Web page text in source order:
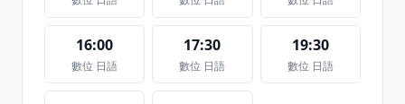
16:00
數位 日語
17:30
數位 日語
19:30
數位 日語